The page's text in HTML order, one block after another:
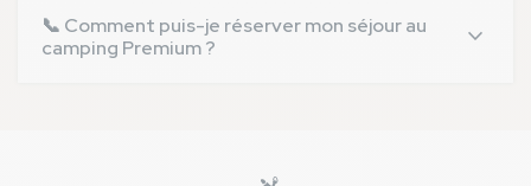
incluant des excursions, des attractions locales et
des activités thématiques.
📞 Comment puis-je réserver mon séjour au
camping Premium ?